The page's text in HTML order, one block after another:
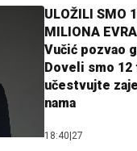
ULOŽILI SMO
MILIONA
Vučić pozvao
Doveli smo 12
učestvujte
nama
18:40|27